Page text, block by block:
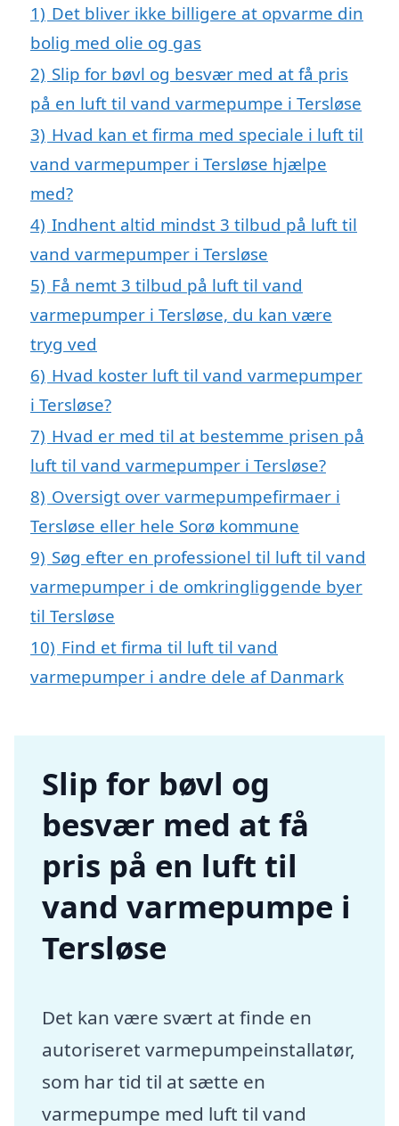
1) Det bliver ikke billigere at opvarme din
bolig med olie og gas
2) Slip for bøvl og besvær med at få pris
på en luft til vand varmepumpe i Tersløse
3) Hvad kan et firma med speciale i luft til
vand varmepumper i Tersløse hjælpe
med?
4) Indhent altid mindst 3 tilbud på luft til
vand varmepumper i Tersløse
5) Få nemt 3 tilbud på luft til vand
varmepumper i Tersløse, du kan være
tryg ved
6) Hvad koster luft til vand varmepumper
i Tersløse?
7) Hvad er med til at bestemme prisen på
luft til vand varmepumper i Tersløse?
8) Oversigt over varmepumpefirmaer i
Tersløse eller hele Sorø kommune
9) Søg efter en professionel til luft til vand
varmepumper i de omkringliggende byer
til Tersløse
10) Find et firma til luft til vand
varmepumper i andre dele af Danmark
Slip for bøvl og
besvær med at få
pris på en luft til
vand varmepumpe i
Tersløse
Det kan være svært at finde en
autoriseret varmepumpeinstallatør,
som har tid til at sætte en
varmepumpe med luft til vand